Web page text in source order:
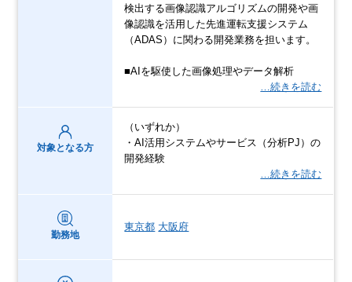
検出する画像認識アルゴリズムの開発や画
像認識を活用した先進運転支援システム
（ADAS）に関わる開発業務を担います。
■AIを駆使した画像処理やデータ解析
…続きを読む
対象となる方
（いずれか）
・AI活用システムやサービス（分析PJ）の
開発経験
…続きを読む
勤務地
東京都 大阪府